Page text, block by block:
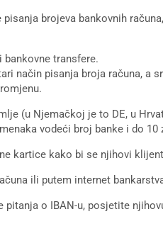
brojeva bankovnih
bankovne transfere.
način pisanja broja računa, a
(u Njemačkoj je to DE, u
vodeći broj banke i do 10
kartice kako bi se njihovi
ili putem internet
pitanja o IBAN-u, posjetite